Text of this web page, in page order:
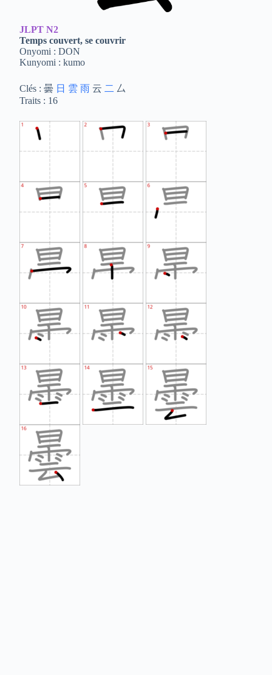
JLPT N2
Temps couvert, se couvrir
Onyomi : DON
Kunyomi : kumo
Clés : 曇 日 雲 雨 云 二 厶
Traits : 16